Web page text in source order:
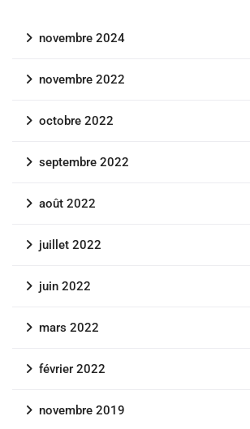
novembre 2024
novembre 2022
octobre 2022
septembre 2022
août 2022
juillet 2022
juin 2022
mars 2022
février 2022
novembre 2019